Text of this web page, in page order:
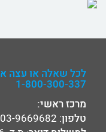
לכל שאלה או עצה
1-800-300-337
מרכז ראשי:
טלפון:
03-9669682